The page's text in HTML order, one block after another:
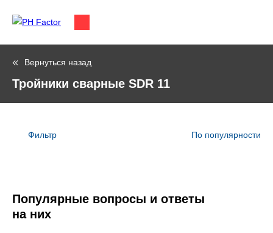
Вернуться назад
Тройники сварные SDR 11
Фильтр По популярности
Популярные вопросы и ответы
на них